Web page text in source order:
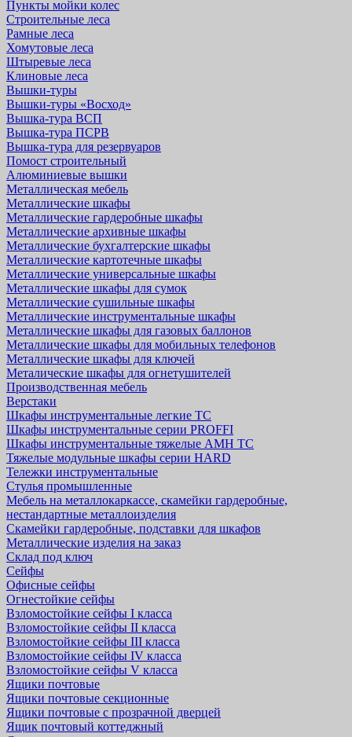
Пункты мойки колес
Строительные леса
Рамные леса
Хомутовые леса
Штыревые леса
Клиновые леса
Вышки-туры
Вышки-туры «Восход»
Вышка-тура ВСП
Вышка-тура ПСРВ
Вышка-тура для резервуаров
Помост строительный
Алюминиевые вышки
Металлическая мебель
Металлические шкафы
Металлические гардеробные шкафы
Металлические архивные шкафы
Металлические бухгалтерские шкафы
Металлические картотечные шкафы
Металлические универсальные шкафы
Металлические шкафы для сумок
Металлические сушильные шкафы
Металлические инструментальные шкафы
Металлические шкафы для газовых баллонов
Металлические шкафы для мобильных телефонов
Металлические шкафы для ключей
Металические шкафы для огнетушителей
Производственная мебель
Верстаки
Шкафы инструментальные легкие ТС
Шкафы инструментальные серии PROFFI
Шкафы инструментальные тяжелые AMH TC
Тяжелые модульные шкафы серии HARD
Тележки инструментальные
Стулья промышленные
Мебель на металлокаркассе, скамейки гардеробные,
нестандартные металлоизделия
Скамейки гардеробные, подставки для шкафов
Металлические изделия на заказ
Склад под ключ
Сейфы
Офисные сейфы
Огнестойкие сейфы
Взломостойкие сейфы I класса
Взломостойкие сейфы II класса
Взломостойкие сейфы III класса
Взломостойкие сейфы IV класса
Взломостойкие сейфы V класса
Ящики почтовые
Ящики почтовые секционные
Ящики почтовые с прозрачной дверцей
Ящик почтовый коттеджный